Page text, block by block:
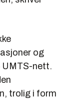
og
UMTS-nett.
trolig i form